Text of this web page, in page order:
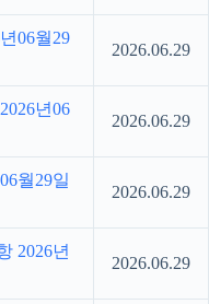
06월29
2026.06.29
년06
2026.06.29
월29일
2026.06.29
2026년
2026.06.29